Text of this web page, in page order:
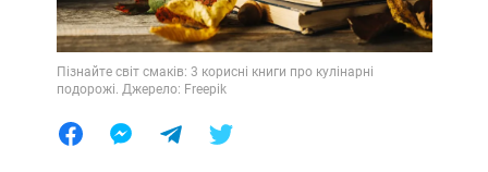
Пізнайте світ смаків: 3 корисні книги про кулінарні
подорожі. Джерело: Freepik